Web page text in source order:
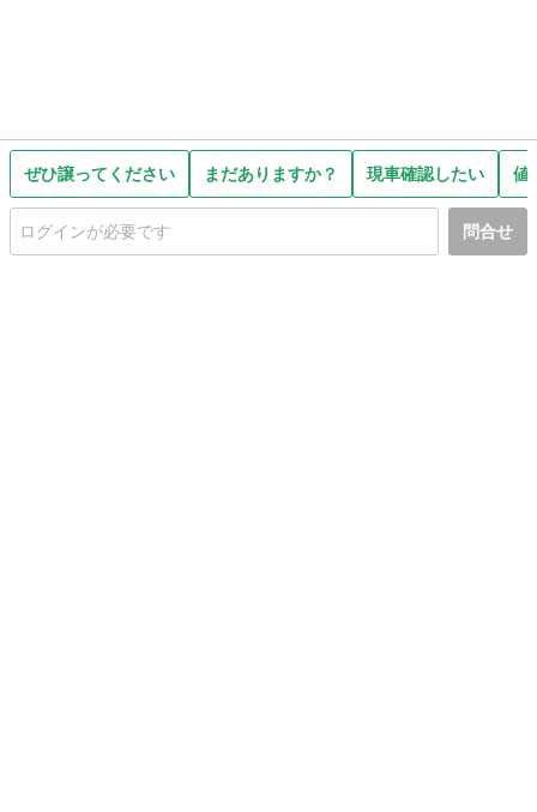
ぜひ譲ってください まだありますか？ 現車確認したい 値
問合せ